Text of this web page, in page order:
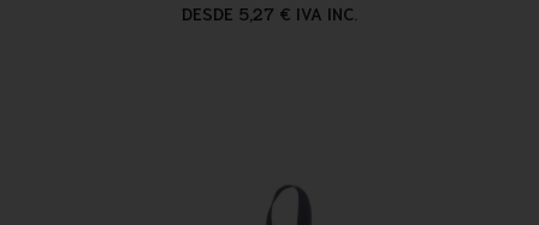
DESDE 5,27 € IVA INC.